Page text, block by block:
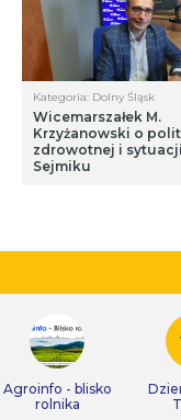
Kategoria: Dolny Śląsk
Wicemarszałek M.
Krzyżanowski o
zdrowotnej i
Sejmiku
Agroinfo - blisko
rolnika